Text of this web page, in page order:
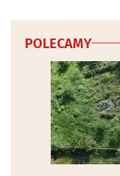
POLECAMY